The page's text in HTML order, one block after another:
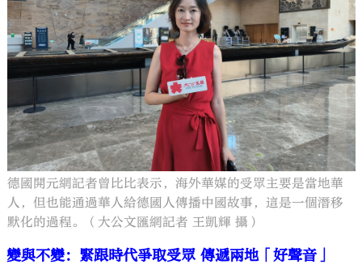
德國開元網記者曾比比表示，海外華媒的受眾主要是當地華
人，但也能通過華人給德國人傳播中國故事，這是一個潛移
默化的過程。（大公文匯網記者 王凱輝 攝）
變與不變：緊跟時代爭取受眾 傳遞兩地「好聲音」